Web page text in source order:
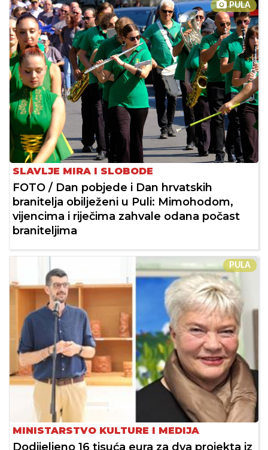
PULA
SLAVLJE MIRA I SLOBODE
FOTO / Dan pobjede i Dan hrvatskih
branitelja obilježeni u Puli: Mimohodom,
vijencima i riječima zahvale odana počast
braniteljima
PULA
MINISTARSTVO KULTURE I MEDIJA
Dodijeljeno 16 tisuća eura za dva projekta iz